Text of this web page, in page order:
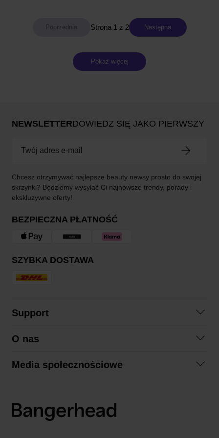
Strona 1 z 2 Następna
Pokaż więcej
NEWSLETTERDOWIEDZ SIĘ JAKO PIERWSZY
Chcesz otrzymywać najlepsze beauty newsy prosto do swojej
skrzynki? Będziemy wysyłać Ci najnowsze trendy, porady i
ekskluzywne oferty!
BEZPIECZNA PŁATNOŚĆ
SZYBKA DOSTAWA
Support
Regulamin zakupów
O nas
Zrównoważony rozwój
Media społecznościowe
LinkedIn